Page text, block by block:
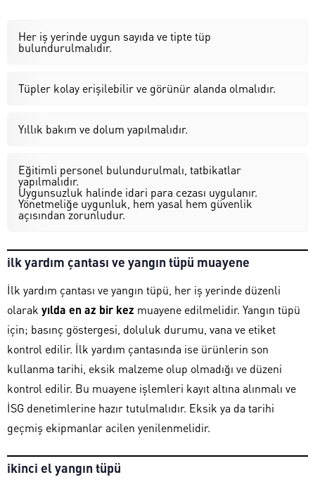
Her iş yerinde uygun sayıda ve tipte tüp
bulundurulmalıdır.
Tüpler kolay erişilebilir ve görünür alanda olmalıdır.
Yıllık bakım ve dolum yapılmalıdır.
Eğitimli personel bulundurulmalı, tatbikatlar
yapılmalıdır.
Uygunsuzluk halinde idari para cezası uygulanır.
Yönetmeliğe uygunluk, hem yasal hem güvenlik
açısından zorunludur.
ilk yardım çantası ve yangın tüpü muayene
İlk yardım çantası ve yangın tüpü, her iş yerinde düzenli
olarak yılda en az bir kez muayene edilmelidir. Yangın tüpü
için; basınç göstergesi, doluluk durumu, vana ve etiket
kontrol edilir. İlk yardım çantasında ise ürünlerin son
kullanma tarihi, eksik malzeme olup olmadığı ve düzeni
kontrol edilir. Bu muayene işlemleri kayıt altına alınmalı ve
İSG denetimlerine hazır tutulmalıdır. Eksik ya da tarihi
geçmiş ekipmanlar acilen yenilenmelidir.
ikinci el yangın tüpü